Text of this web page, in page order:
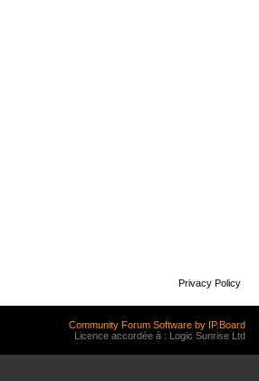
Privacy Policy
Community Forum Software by IP.Board
Licence accordée à : Logic Sunrise Ltd